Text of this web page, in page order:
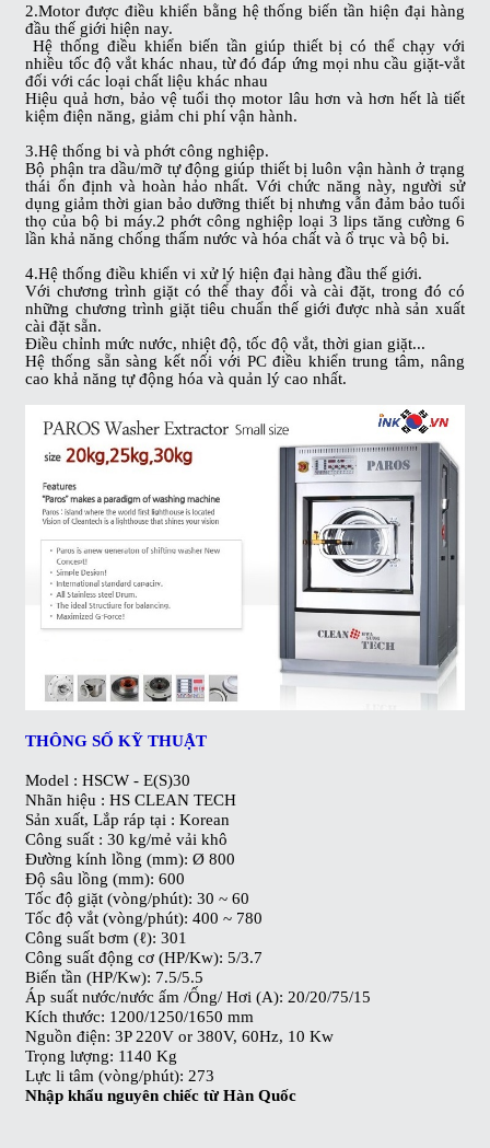
2.Motor được điều khiển bằng hệ thống biến tần hiện đại hàng
đầu thế giới hiện nay.
Hệ thống điều khiển biến tần giúp thiết bị có thể chạy với
nhiều tốc độ vắt khác nhau, từ đó đáp ứng mọi nhu cầu giặt-vắt
đối với các loại chất liệu khác nhau
Hiệu quả hơn, bảo vệ tuổi thọ motor lâu hơn và hơn hết là tiết
kiệm điện năng, giảm chi phí vận hành.
3.Hệ thống bi và phớt công nghiệp.
Bộ phận tra dầu/mỡ tự động giúp thiết bị luôn vận hành ở trạng
thái ổn định và hoàn hảo nhất. Với chức năng này, người sử
dụng giảm thời gian bảo dưỡng thiết bị nhưng vẫn đảm bảo tuổi
thọ của bộ bi máy.2 phớt công nghiệp loại 3 lips tăng cường 6
lần khả năng chống thấm nước và hóa chất và ổ trục và bộ bi.
4.Hệ thống điều khiển vi xử lý hiện đại hàng đầu thế giới.
Với chương trình giặt có thể thay đổi và cài đặt, trong đó có
những chương trình giặt tiêu chuẩn thế giới được nhà sản xuất
cài đặt sẵn.
Điều chỉnh mức nước, nhiệt độ, tốc độ vắt, thời gian giặt...
Hệ thống sẵn sàng kết nối với PC điều khiển trung tâm, nâng
cao khả năng tự động hóa và quản lý cao nhất.
THÔNG SỐ KỸ THUẬT
Model : HSCW - E(S)30
Nhãn hiệu : HS CLEAN TECH
Sản xuất, Lắp ráp tại : Korean
Công suất : 30 kg/mẻ vải khô
Đường kính lồng (mm): Ø 800
Độ sâu lồng (mm): 600
Tốc độ giặt (vòng/phút): 30 ~ 60
Tốc độ vắt (vòng/phút): 400 ~ 780
Công suất bơm (ℓ): 301
Công suất động cơ (HP/Kw): 5/3.7
Biến tần (HP/Kw): 7.5/5.5
Áp suất nước/nước ấm /Ống/ Hơi (A): 20/20/75/15
Kích thước: 1200/1250/1650 mm
Nguồn điện: 3P 220V or 380V, 60Hz, 10 Kw
Trọng lượng: 1140 Kg
Lực li tâm (vòng/phút): 273
Nhập khẩu nguyên chiếc từ Hàn Quốc